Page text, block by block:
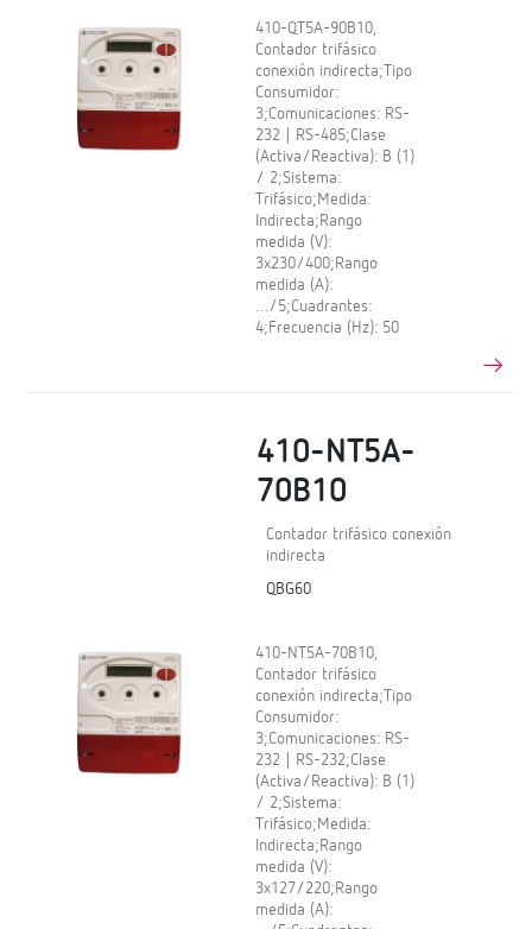
410-QT5A-90B10,
Contador trifásico
conexión indirecta;Tipo
Consumidor:
3;Comunicaciones: RS-
232 | RS-485;Clase
(Activa/Reactiva): B (1)
/ 2;Sistema:
Trifásico;Medida:
Indirecta;Rango
medida (V):
3x230/400;Rango
medida (A):
…/5;Cuadrantes:
4;Frecuencia (Hz): 50
410-NT5A-
70B10
Contador trifásico conexión
indirecta
QBG60
410-NT5A-70B10,
Contador trifásico
conexión indirecta;Tipo
Consumidor:
3;Comunicaciones: RS-
232 | RS-232;Clase
(Activa/Reactiva): B (1)
/ 2;Sistema:
Trifásico;Medida:
Indirecta;Rango
medida (V):
3x127/220;Rango
medida (A):